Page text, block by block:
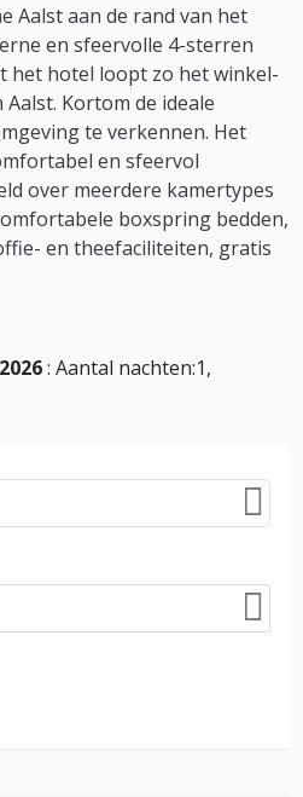
Aalst aan de rand van het
en sfeervolle 4-sterren
het hotel loopt zo het winkel-
Kortom de ideale
te verkennen. Het
en sfeervol
over meerdere kamertypes
boxspring bedden,
en theefaciliteiten, gratis
: Aantal nachten:1,